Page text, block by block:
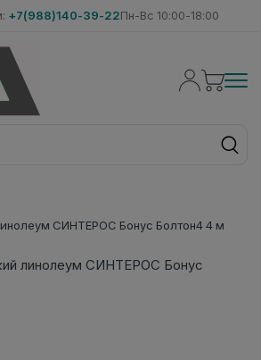
+7(988)140-39-22Пн-Вс 10:00-18:00
СИНТЕРОС Бонус Болтон4 4 м